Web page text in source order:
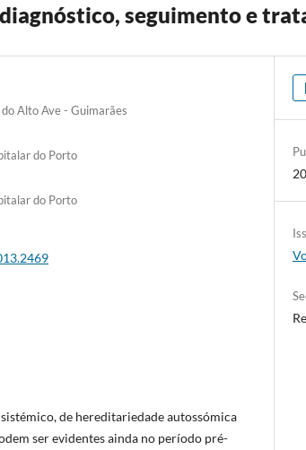
seguimento e
Alto Ave - Guimarães
do Porto
do Porto
de hereditariedade autossómica
ser evidentes ainda no período pré-